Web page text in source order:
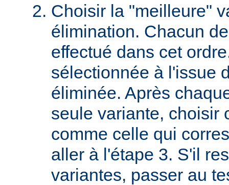
Choisir la "meilleure"
élimination. Chacun
effectué dans cet
sélectionnée à l'issue
éliminée. Après
seule variante, choisir
comme celle qui
aller à l'étape 3. S'il
variantes, passer au